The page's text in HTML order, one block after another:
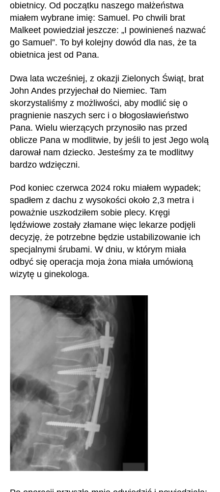
obietnicy. Od początku naszego małżeństwa
miałem wybrane imię: Samuel. Po chwili brat
Malkeet powiedział jeszcze: „I powinieneś nazwać
go Samuel”. To był kolejny dowód dla nas, że ta
obietnica jest od Pana.
Dwa lata wcześniej, z okazji Zielonych Świąt, brat
John Andes przyjechał do Niemiec. Tam
skorzystaliśmy z możliwości, aby modlić się o
pragnienie naszych serc i o błogosławieństwo
Pana. Wielu wierzących przynosiło nas przed
oblicze Pana w modlitwie, by jeśli to jest Jego wolą
darował nam dziecko. Jesteśmy za te modlitwy
bardzo wdzięczni.
Pod koniec czerwca 2024 roku miałem wypadek;
spadłem z dachu z wysokości około 2,3 metra i
poważnie uszkodziłem sobie plecy. Kręgi
lędźwiowe zostały złamane więc lekarze podjęli
decyzję, że potrzebne będzie ustabilizowanie ich
specjalnymi śrubami. W dniu, w którym miała
odbyć się operacja moja żona miała umówioną
wizytę u ginekologa.